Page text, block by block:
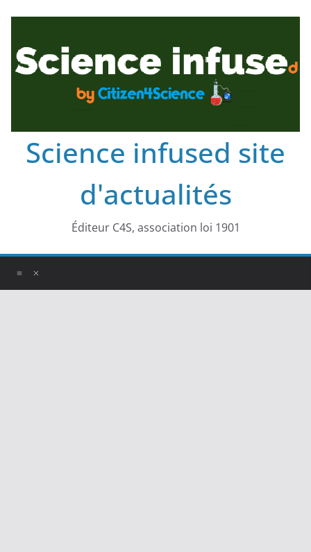
Science infused site
d'actualités
Éditeur C4S, association loi 1901